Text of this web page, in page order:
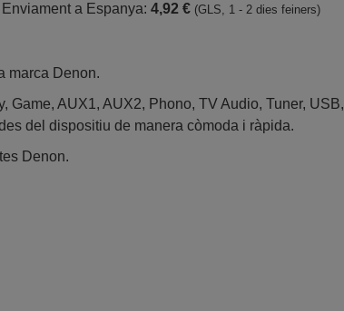
Enviament a Espanya: 4,92 € (GLS, 1 - 2 dies feiners)
marca Denon.
Game, AUX1, AUX2, Phono, TV Audio, Tuner, USB,
del dispositiu de manera còmoda i ràpida.
Denon.